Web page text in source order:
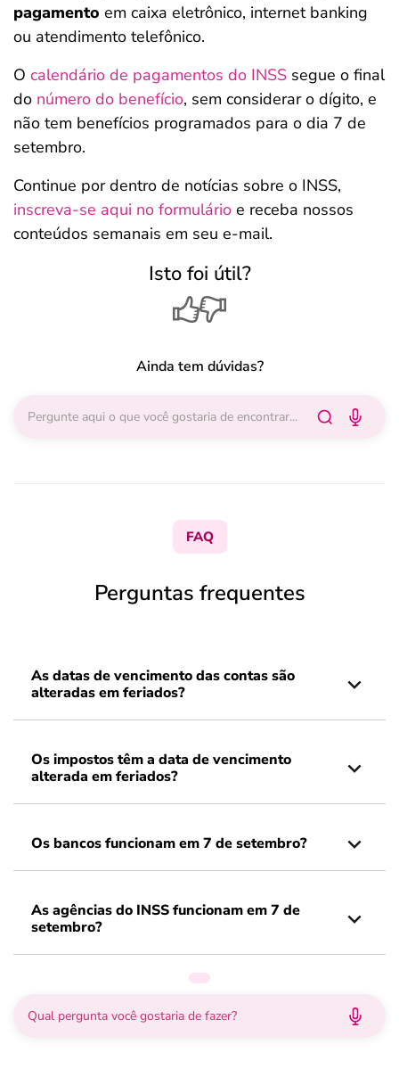
pagamento em caixa eletrônico, internet banking
ou atendimento telefônico.
O calendário de pagamentos do INSS segue o final
do número do benefício, sem considerar o dígito, e
não tem benefícios programados para o dia 7 de
setembro.
Continue por dentro de notícias sobre o INSS,
inscreva-se aqui no formulário e receba nossos
conteúdos semanais em seu e-mail.
Isto foi útil?
Ainda tem dúvidas?
FAQ
Perguntas frequentes
As datas de vencimento das contas são
alteradas em feriados?
Os impostos têm a data de vencimento
alterada em feriados?
Os bancos funcionam em 7 de setembro?
As agências do INSS funcionam em 7 de
setembro?